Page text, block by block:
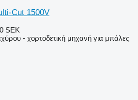
Cut 1500V
SEK
- χορτοδετική μηχανή για μπάλες